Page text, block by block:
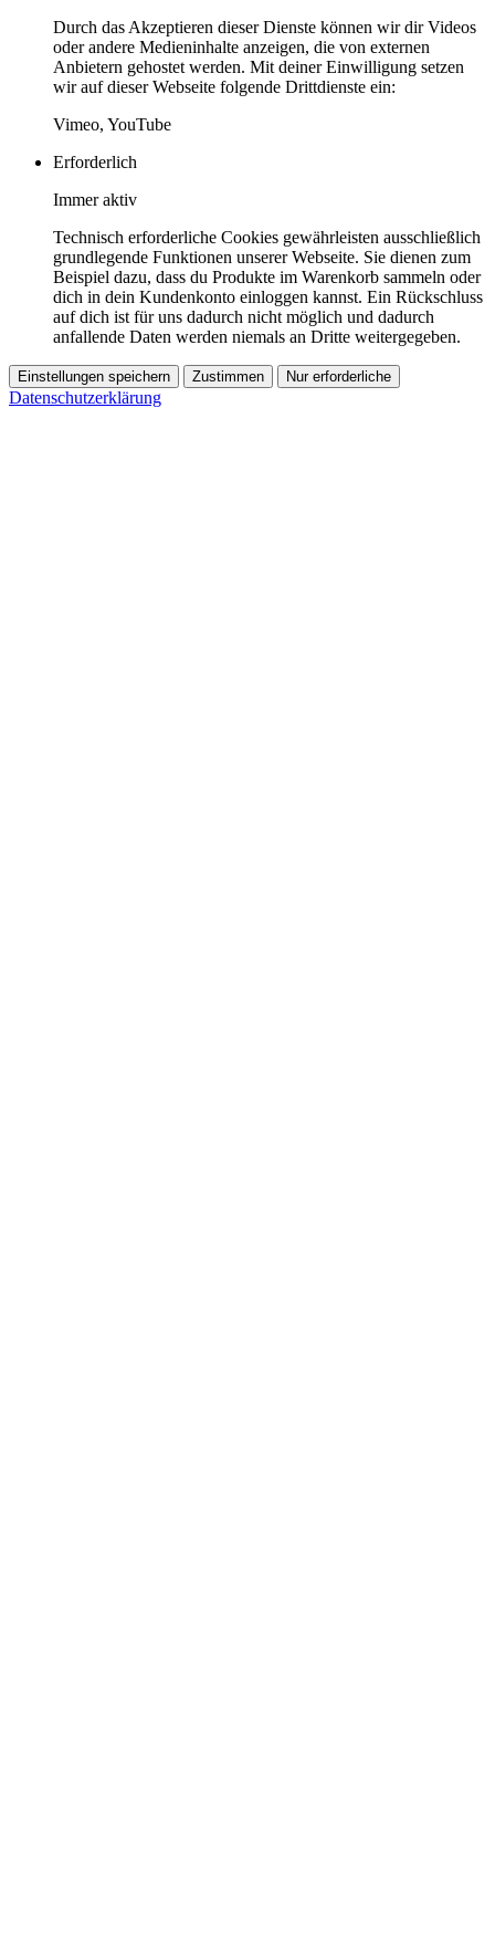
Durch das Akzeptieren dieser Dienste können wir dir Videos
oder andere Medieninhalte anzeigen, die von externen
Anbietern gehostet werden. Mit deiner Einwilligung setzen
wir auf dieser Webseite folgende Drittdienste ein:
Vimeo, YouTube
Erforderlich
Immer aktiv
Technisch erforderliche Cookies gewährleisten ausschließlich
grundlegende Funktionen unserer Webseite. Sie dienen zum
Beispiel dazu, dass du Produkte im Warenkorb sammeln oder
dich in dein Kundenkonto einloggen kannst. Ein Rückschluss
auf dich ist für uns dadurch nicht möglich und dadurch
anfallende Daten werden niemals an Dritte weitergegeben.
Einstellungen speichern Zustimmen Nur erforderliche
Datenschutzerklärung